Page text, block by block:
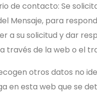
de contacto: Se
Mensaje, para
a su solicitud y dar
través de la web o el
otros datos no
en esta web que se